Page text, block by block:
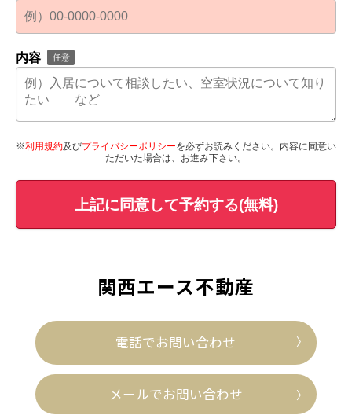
内容 任意
※利用規約及びプライバシーポリシーを必ずお読みください。内容に同意い
ただいた場合は、お進み下さい。
上記に同意して予約する(無料)
関西エース不動産
電話でお問い合わせ
メールでお問い合わせ